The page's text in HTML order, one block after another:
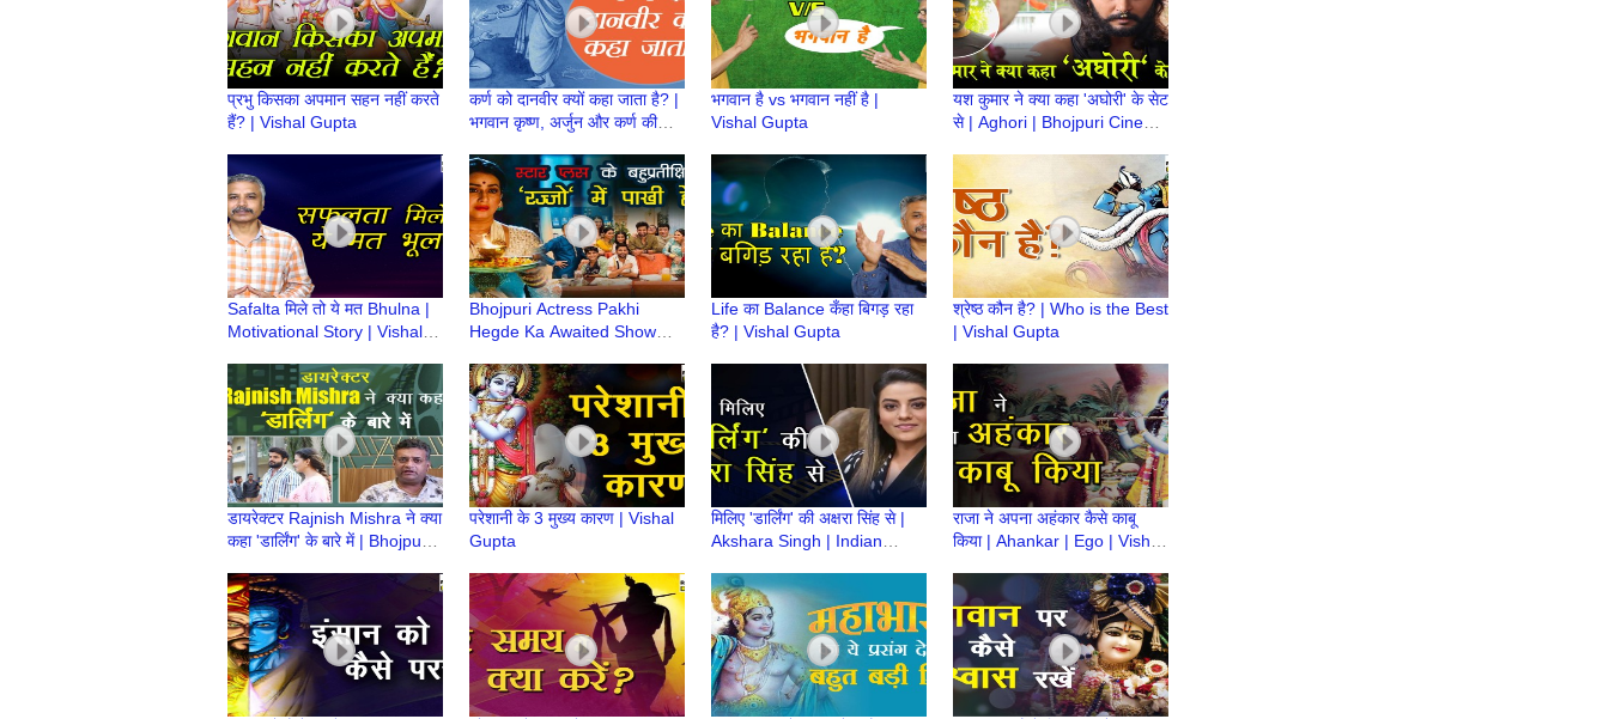
प्रभु किसका अपमान सहन नहीं करते
हैं? | Vishal Gupta
कर्ण को दानवीर क्यों कहा जाता है? |
भगवान कृष्ण, अर्जुन और कर्ण की
भगवान है vs भगवान नहीं है |
Vishal Gupta
यश कुमार ने क्या कहा 'अघोरी' के सेट
से | Aghori | Bhojpuri Cinema
Safalta मिले तो ये मत Bhulna |
Motivational Story | Vishal
Bhojpuri Actress Pakhi
Hegde Ka Awaited Show
Life का Balance कँहा बिगड़ रहा
है? | Vishal Gupta
श्रेष्ठ कौन है? | Who is the Best
| Vishal Gupta
डायरेक्टर Rajnish Mishra ने क्या
कहा 'डार्लिंग' के बारे में | Bhojpuri
परेशानी के 3 मुख्य कारण | Vishal
Gupta
मिलिए 'डार्लिंग' की अक्षरा सिंह से |
Akshara Singh | Indian
राजा ने अपना अहंकार कैसे काबू
किया | Ahankar | Ego | Vishal